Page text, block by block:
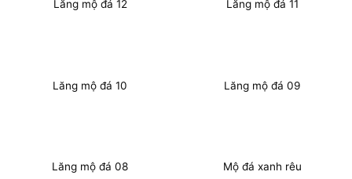
Lăng mộ đá 12 Lăng mộ đá 11
Lăng mộ đá 10 Lăng mộ đá 09
Lăng mộ đá 08 Mộ đá xanh rêu